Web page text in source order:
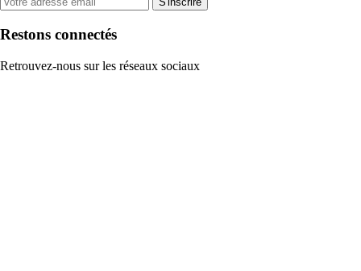
Restons connectés
Retrouvez-nous sur les réseaux sociaux